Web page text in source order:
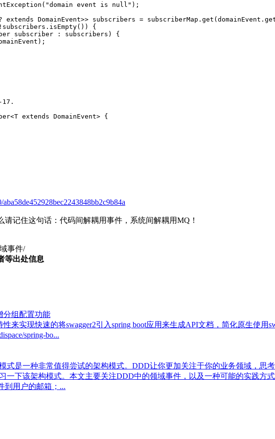
"domain event is null" );
extends DomainEvent>> subscribers =
{
subscriber : subscribers) {
<T extends DomainEvent> {
记住这句话：代码间解耦用事件，系统间解耦用MQ！
事件/
等出处信息
分组配置功能
来实现快速的将swagger2引入spring boot应用来生成API文档，简化原生使用
spring-bo...
式是一种非常值得尝试的架构模式。DDD让你更加关注于你的业务领域，思
一下该架构模式。本文主要关注DDD中的领域事件，以及一种可能的实践方
到用户的邮箱；...